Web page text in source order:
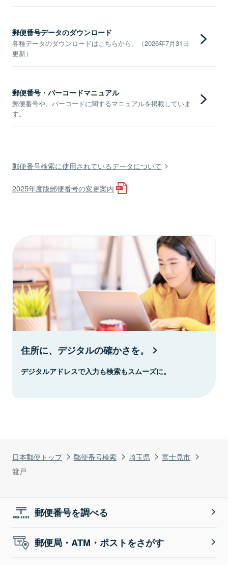
日本郵便トップ 郵便番号検索 埼玉県
富士見市
渡戸
郵便番号データのダウンロード
各種データのダウンロードはこちらから。（2026年7月31日
更新）
郵便番号・バーコードマニュアル
郵便番号や、バーコードに関するマニュアルを掲載していま
す。
郵便番号検索に使用されているデータについて
2025年度版郵便番号の変更案内
住所に、デジタルの確かさを。
デジタルアドレスで入力も検索もスムーズに。
郵便番号を調べる
郵便局・ATM・ポストをさがす